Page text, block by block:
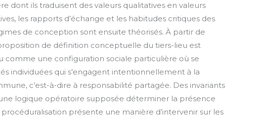
dont ils traduisent des valeurs qualitatives en valeurs
les rapports d’échange et les habitudes critiques des
de conception sont ensuite théorisés. À partir de
de définition conceptuelle du tiers-lieu est
comme une configuration sociale particulière où se
individuées qui s’engagent intentionnellement à la
c’est-à-dire à responsabilité partagée. Des invariants
logique opératoire supposée déterminer la présence
présente une manière d’intervenir sur les